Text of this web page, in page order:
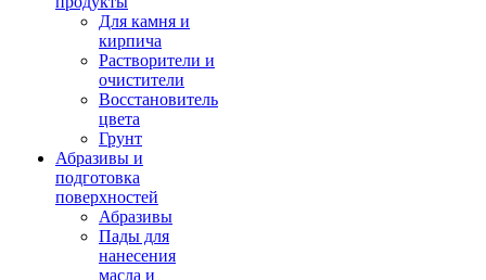
Для камня и
кирпича
Растворители и
очистители
Восстановитель
цвета
Грунт
Абразивы и
подготовка
поверхностей
Абразивы
Пады для
нанесения
масла и